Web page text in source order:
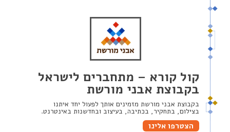
קול קורא – מתחברים לישראל
בקבוצת אבני מורשת
בקבוצת אבני מורשת מזמינים אותך לפעול יחד איתנו
בצילום, בתחקיר, בכתיבה, בעיצוב ובחדשנות באינטרנט.
הצטרפו אלינו